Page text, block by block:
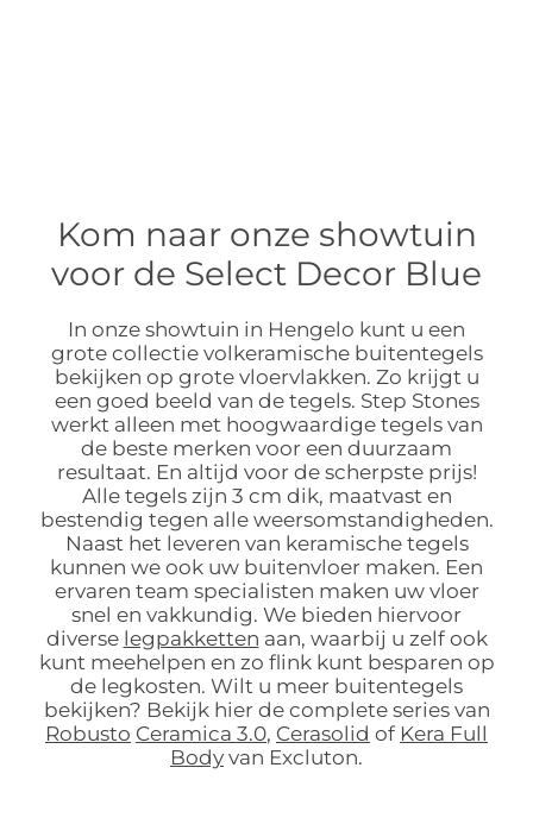
Kom naar onze showtuin
voor de Select Decor Blue
In onze showtuin in Hengelo kunt u een
grote collectie volkeramische buitentegels
bekijken op grote vloervlakken. Zo krijgt u
een goed beeld van de tegels. Step Stones
werkt alleen met hoogwaardige tegels van
de beste merken voor een duurzaam
resultaat. En altijd voor de scherpste prijs!
Alle tegels zijn 3 cm dik, maatvast en
bestendig tegen alle weersomstandigheden.
Naast het leveren van keramische tegels
kunnen we ook uw buitenvloer maken. Een
ervaren team specialisten maken uw vloer
snel en vakkundig. We bieden hiervoor
diverse legpakketten aan, waarbij u zelf ook
kunt meehelpen en zo flink kunt besparen op
de legkosten. Wilt u meer buitentegels
bekijken? Bekijk hier de complete series van
Robusto Ceramica 3.0, Cerasolid of Kera Full
Body van Excluton.